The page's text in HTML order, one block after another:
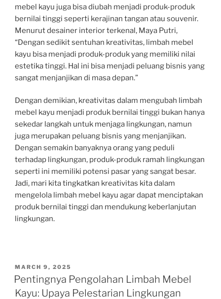
mebel kayu juga bisa diubah menjadi produk-produk
bernilai tinggi seperti kerajinan tangan atau souvenir.
Menurut desainer interior terkenal, Maya Putri,
“Dengan sedikit sentuhan kreativitas, limbah mebel
kayu bisa menjadi produk-produk yang memiliki nilai
estetika tinggi. Hal ini bisa menjadi peluang bisnis yang
sangat menjanjikan di masa depan.”
Dengan demikian, kreativitas dalam mengubah limbah
mebel kayu menjadi produk bernilai tinggi bukan hanya
sekedar langkah untuk menjaga lingkungan, namun
juga merupakan peluang bisnis yang menjanjikan.
Dengan semakin banyaknya orang yang peduli
terhadap lingkungan, produk-produk ramah lingkungan
seperti ini memiliki potensi pasar yang sangat besar.
Jadi, mari kita tingkatkan kreativitas kita dalam
mengelola limbah mebel kayu agar dapat menciptakan
produk bernilai tinggi dan mendukung keberlanjutan
lingkungan.
POSTED
ON
MARCH 9, 2025
Pentingnya Pengolahan Limbah Mebel
Kayu: Upaya Pelestarian Lingkungan